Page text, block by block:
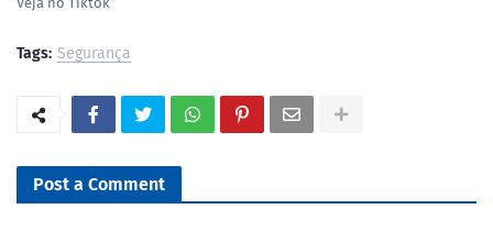
Tags: Segurança
Post a Comment